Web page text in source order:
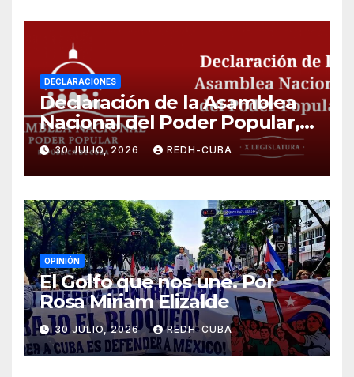
DECLARACIONES
Declaración de la Asamblea
Nacional del Poder Popular,
¡Cesen el cerco energético y
el castigo colectivo al pueblo
cubano!
30 JULIO, 2026 REDH-CUBA
OPINIÓN
El Golfo que nos une. Por
Rosa Miriam Elizalde
30 JULIO, 2026 REDH-CUBA